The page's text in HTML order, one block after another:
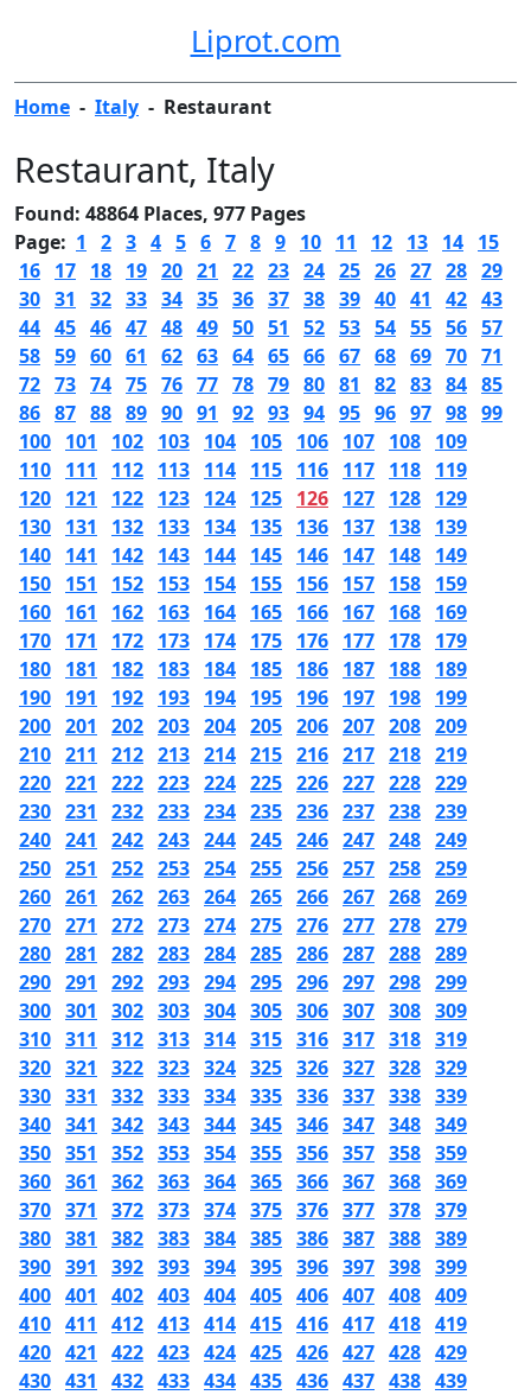
Liprot.com
Home - Italy - Restaurant
Restaurant, Italy
Found: 48864 Places, 977 Pages
Page: 1 2 3 4 5 6 7 8 9 10 11 12 13 14 15
16 17 18 19 20 21 22 23 24 25 26 27 28 29
30 31 32 33 34 35 36 37 38 39 40 41 42 43
44 45 46 47 48 49 50 51 52 53 54 55 56 57
58 59 60 61 62 63 64 65 66 67 68 69 70 71
72 73 74 75 76 77 78 79 80 81 82 83 84 85
86 87 88 89 90 91 92 93 94 95 96 97 98 99
100 101 102 103 104 105 106 107 108 109
110 111 112 113 114 115 116 117 118 119
120 121 122 123 124 125 126 127 128 129
130 131 132 133 134 135 136 137 138 139
140 141 142 143 144 145 146 147 148 149
150 151 152 153 154 155 156 157 158 159
160 161 162 163 164 165 166 167 168 169
170 171 172 173 174 175 176 177 178 179
180 181 182 183 184 185 186 187 188 189
190 191 192 193 194 195 196 197 198 199
200 201 202 203 204 205 206 207 208 209
210 211 212 213 214 215 216 217 218 219
220 221 222 223 224 225 226 227 228 229
230 231 232 233 234 235 236 237 238 239
240 241 242 243 244 245 246 247 248 249
250 251 252 253 254 255 256 257 258 259
260 261 262 263 264 265 266 267 268 269
270 271 272 273 274 275 276 277 278 279
280 281 282 283 284 285 286 287 288 289
290 291 292 293 294 295 296 297 298 299
300 301 302 303 304 305 306 307 308 309
310 311 312 313 314 315 316 317 318 319
320 321 322 323 324 325 326 327 328 329
330 331 332 333 334 335 336 337 338 339
340 341 342 343 344 345 346 347 348 349
350 351 352 353 354 355 356 357 358 359
360 361 362 363 364 365 366 367 368 369
370 371 372 373 374 375 376 377 378 379
380 381 382 383 384 385 386 387 388 389
390 391 392 393 394 395 396 397 398 399
400 401 402 403 404 405 406 407 408 409
410 411 412 413 414 415 416 417 418 419
420 421 422 423 424 425 426 427 428 429
430 431 432 433 434 435 436 437 438 439